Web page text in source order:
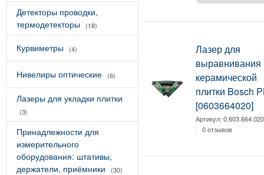
Детекторы проводки,
термодетекторы
(18)
Курвиметры (4)
Нивелиры оптические (6)
Лазеры для укладки плитки
(3)
Принадлежности для
измерительного
оборудования: штативы,
держатели, приёмники
(30)
Лазер для
выравнивания
керамической
плитки Bosch
[0603664020]
Артикул:0.603.664.020
0 отзывов